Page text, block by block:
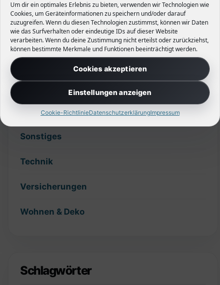
Um dir ein optimales Erlebnis zu bieten, verwenden wir Technologien wie
Cookies, um Geräteinformationen zu speichern und/oder darauf
zuzugreifen. Wenn du diesen Technologien zustimmst, können wir Daten
wie das Surfverhalten oder eindeutige IDs auf dieser Website
verarbeiten. Wenn du deine Zustimmung nicht erteilst oder zurückziehst,
können bestimmte Merkmale und Funktionen beeinträchtigt werden.
Cookies akzeptieren
Einstellungen anzeigen
Cookie-RichtlinieDatenschutzerklärungImpressum
Garten
Grundstück
Hecken
Slider
Sonstiges
Technik
Versicherungen
Wohnen & Deko
Schlagwörter